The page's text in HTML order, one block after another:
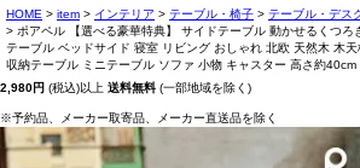
HOME item インテリア テーブル・椅子
テーブル・デス
ポアペル 【選べる豪華特典】 サイドテーブル 動かせるくつ
テーブル ベッドサイド 寝室 リビング おしゃれ 北欧 天然木 木
収納テーブル ミニテーブル ソファ 小物 キャスター 高さ約40cm
2,980円 (税込)以上 送料無料 (一部地域を除く)
※予約品、メーカー取寄品、メーカー直送品を除く